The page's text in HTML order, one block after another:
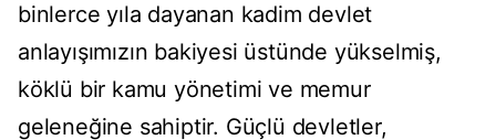
binlerce yıla dayanan kadim devlet
anlayışımızın bakiyesi üstünde yükselmiş,
köklü bir kamu yönetimi ve memur
geleneğine sahiptir. Güçlü devletler,